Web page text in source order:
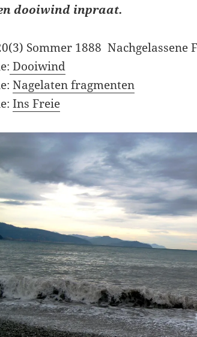
dooiwind inpraat.
Sommer 1888
Dooiwind
Nagelaten fragmenten
Ins Freie